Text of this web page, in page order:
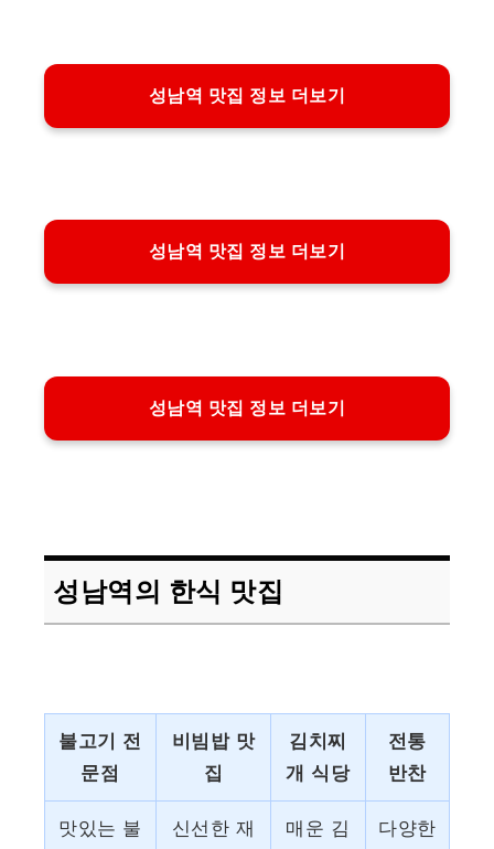
성남역 맛집 정보 더보기
성남역 맛집 정보 더보기
성남역 맛집 정보 더보기
성남역의 한식 맛집
불고기 전
문점
비빔밥 맛
집
김치찌
개 식당
전통
반찬
맛있는 불
신선한 재
매운 김
다양한